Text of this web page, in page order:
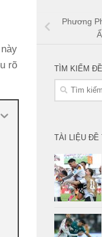
rõ
Phương
TÌM KIẾM
Tìm
TÀI LIỆU ĐỀ